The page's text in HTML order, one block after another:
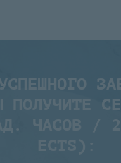
ПОЛУЧИТЕ
ЧАСОВ /
ECTS):